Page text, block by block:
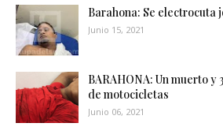
Barahona: Se electrocuta
Junio 15, 2021
BARAHONA: Un muerto y
de motocicletas
Junio 06, 2021